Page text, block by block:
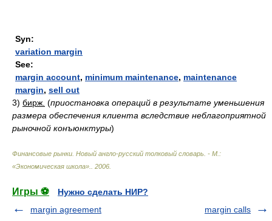
Syn:
variation margin
See:
margin account, minimum maintenance, maintenance
margin, sell out
3) бирж. (приостановка операций в результате уменьшения
размера обеспечения клиента вследствие неблагоприятной
рыночной конъюнктуры)
Финансовые рынки. Новый англо-русский толковый словарь. - М.:
«Экономическая школа».
2006
Игры ⚽
Нужно сделать НИР?
margin agreement
margin calls